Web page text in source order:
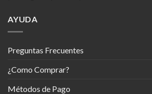
AYUDA
Preguntas Frecuentes
¿Como Comprar?
Métodos de Pago